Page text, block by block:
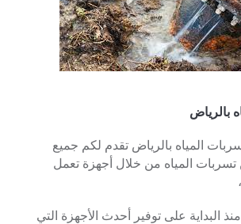
بالرياض
المياه بالرياض تقدم لكم جميع
المياه من خلال أجهزة تعمل
البداية على توفير أحدث الأجهزة التي